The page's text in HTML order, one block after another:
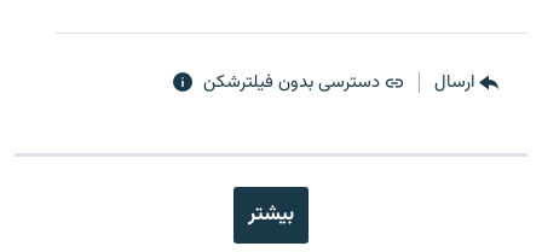
ارسال دسترسی بدون فیلترشکن
بیشتر